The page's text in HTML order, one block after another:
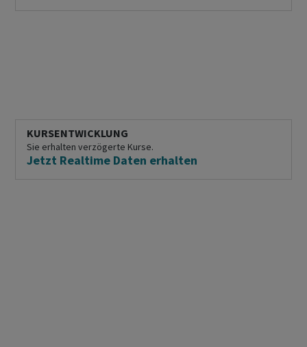
KURSENTWICKLUNG
Sie erhalten verzögerte Kurse.
Jetzt Realtime Daten erhalten